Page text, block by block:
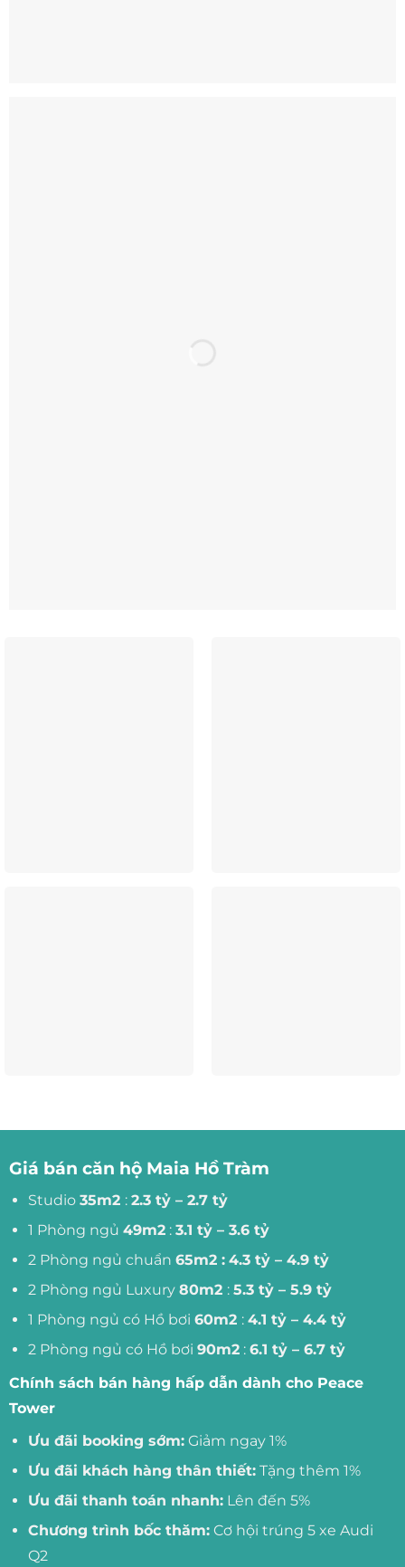
Giá bán căn hộ Maia Hồ Tràm
Studio 35m2 : 2.3 tỷ – 2.7 tỷ
1 Phòng ngủ 49m2: 3.1 tỷ – 3.6 tỷ
2 Phòng ngủ chuẩn 65m2 : 4.3 tỷ – 4.9 tỷ
2 Phòng ngủ Luxury 80m2 : 5.3 tỷ – 5.9 tỷ
1 Phòng ngủ có Hồ bơi 60m2 : 4.1 tỷ – 4.4 tỷ
2 Phòng ngủ có Hồ bơi 90m2: 6.1 tỷ – 6.7 tỷ
Chính sách bán hàng hấp dẫn dành cho Peace
Tower
Ưu đãi booking sớm:Giảm ngay 1%
Ưu đãi khách hàng thân thiết:Tặng thêm 1%
Ưu đãi thanh toán nhanh:Lên đến 5%
Chương trình bốc thăm:Cơ hội trúng 5 xe Audi
Q2